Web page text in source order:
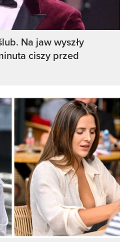
Na jaw wyszły
ciszy przed